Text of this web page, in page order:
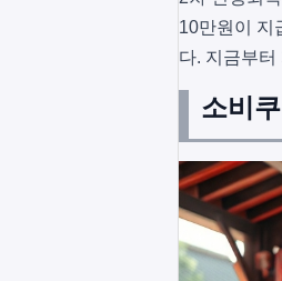
10만원이 지
다. 지금부
소비